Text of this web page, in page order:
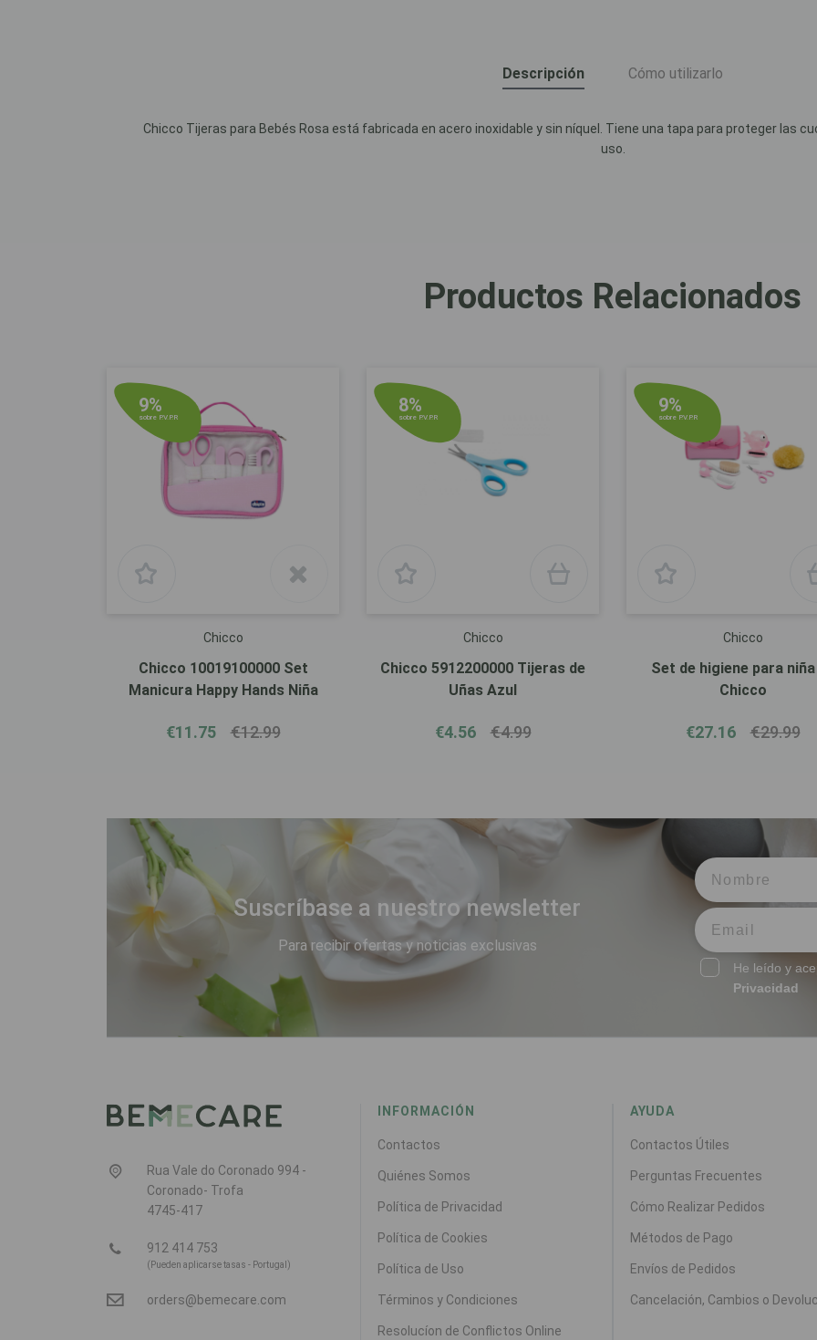
Descripción Cómo utilizarlo
Chicco Tijeras para Bebés Rosa está fabricada en acero inoxidable y sin níquel. Tiene una tapa para proteger las
uso.
Productos Relacionados
9%
sobre P.V.P.R
Chicco
Chicco 10019100000 Set
Manicura Happy Hands Niña
€11.75 €12.99
8%
sobre P.V.P.R
Chicco
Chicco 5912200000 Tijeras de
Uñas Azul
€4.56 €4.99
9%
sobre P.V.P.R
Chicco
Set de higiene para
Chicco
€27.16 €29.99
Suscríbase a nuestro newsletter
Para recibir ofertas y noticias exclusivas
He leído y
Privacidad
Rua Vale do Coronado 994 -
Coronado- Trofa
4745-417
912 414 753
(Pueden aplicarse tasas - Portugal)
orders@bemecare.com
INFORMACIÓN
Contactos
Quiénes Somos
Política de Privacidad
Política de Cookies
Política de Uso
Términos y Condiciones
Resolucíon de Conflictos Online
AYUDA
Contactos Útiles
Perguntas Frecuentes
Cómo Realizar Pedidos
Métodos de Pago
Envíos de Pedidos
Cancelación, Cambios o